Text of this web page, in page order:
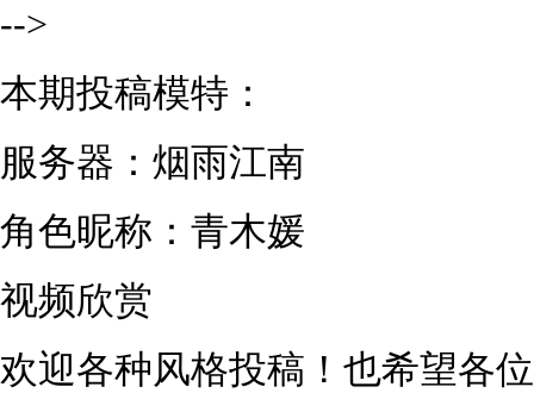
-->
本期投稿模特：
服务器：烟雨江南
角色昵称：青木媛
视频欣赏
欢迎各种风格投稿！也希望各